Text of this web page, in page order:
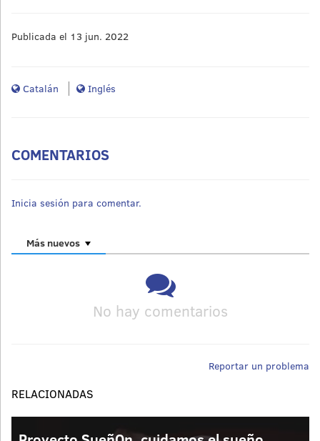
Publicada el 13 jun. 2022
Catalán Inglés
COMENTARIOS
Inicia sesión para comentar.
Más nuevos
No hay comentarios
Reportar un problema
RELACIONADAS